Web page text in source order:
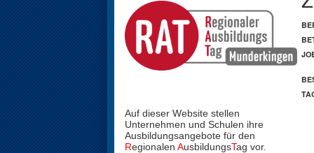
Auf dieser Website stellen
Unternehmen und Schulen ihre
Ausbildungsangebote für den
Regionalen AusbildungsTag vor.